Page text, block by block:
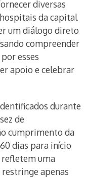
diversas
da capital
um diálogo direto
compreender
esses
apoio e celebrar
durante
de
cumprimento da
dias para início
refletem uma
apenas